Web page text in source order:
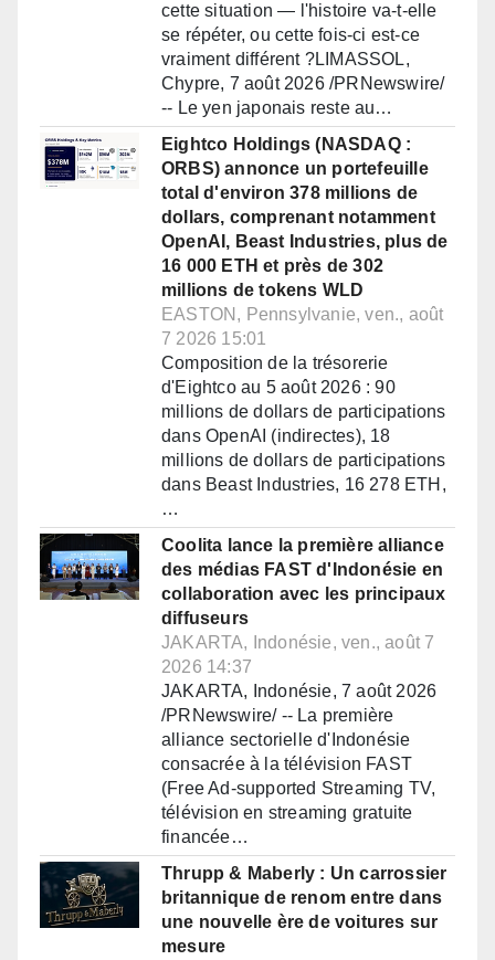
cette situation — l'histoire va-t-elle
se répéter, ou cette fois-ci est-ce
vraiment différent ?LIMASSOL,
Chypre, 7 août 2026 /PRNewswire/
-- Le yen japonais reste au…
Eightco Holdings (NASDAQ :
ORBS) annonce un portefeuille
total d'environ 378 millions de
dollars, comprenant notamment
OpenAI, Beast Industries, plus de
16 000 ETH et près de 302
millions de tokens WLD
EASTON, Pennsylvanie, ven., août
7 2026 15:01
Composition de la trésorerie
d'Eightco au 5 août 2026 : 90
millions de dollars de participations
dans OpenAI (indirectes), 18
millions de dollars de participations
dans Beast Industries, 16 278 ETH,
…
Coolita lance la première alliance
des médias FAST d'Indonésie en
collaboration avec les principaux
diffuseurs
JAKARTA, Indonésie, ven., août 7
2026 14:37
JAKARTA, Indonésie, 7 août 2026
/PRNewswire/ -- La première
alliance sectorielle d'Indonésie
consacrée à la télévision FAST
(Free Ad-supported Streaming TV,
télévision en streaming gratuite
financée…
Thrupp & Maberly : Un carrossier
britannique de renom entre dans
une nouvelle ère de voitures sur
mesure